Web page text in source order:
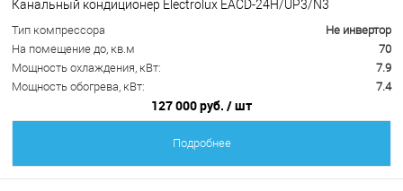
Канальный кондиционер Electrolux EACD-24H/UP3/N3
Тип компрессора
Не инвертор
На помещение до, кв.м
70
Мощность охлаждения, кВт:
7.9
Мощность обогрева, кВт:
7.4
127 000 руб. / шт
Подробнее